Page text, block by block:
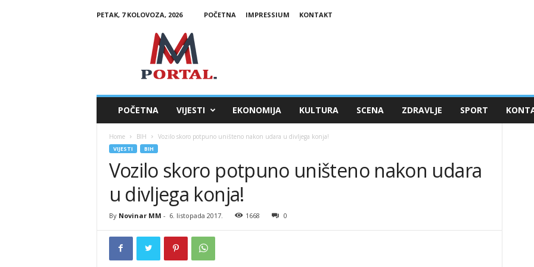
PETAK, 7 KOLOVOZA, 2026 POČETNA IMPRESSIUM
KONTAKT
POČETNA VIJESTI EKONOMIJA KULTURA SCENA ZDRAVLJE SPORT
Home BIH Vozilo skoro potpuno uništeno nakon udara u divljega konja!
VIJESTI BIH
Vozilo skoro potpuno uništeno nakon udara
u divljega konja!
By Novinar MM - 6. listopada 2017. 1668 0